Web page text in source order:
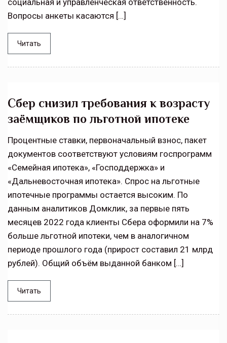
социальная и управленческая ответственность.
Вопросы анкеты касаются […]
Читать
Сбер снизил требования к возрасту
заёмщиков по льготной ипотеке
Процентные ставки, первоначальный взнос, пакет
документов соответствуют условиям госпрограмм
«Семейная ипотека», «Господдержка» и
«Дальневосточная ипотека». Спрос на льготные
ипотечные программы остается высоким. По
данным аналитиков Домклик, за первые пять
месяцев 2022 года клиенты Сбера оформили на 7%
больше льготной ипотеки, чем в аналогичном
периоде прошлого года (прирост составил 21 млрд
рублей). Общий объём выданной банком […]
Читать